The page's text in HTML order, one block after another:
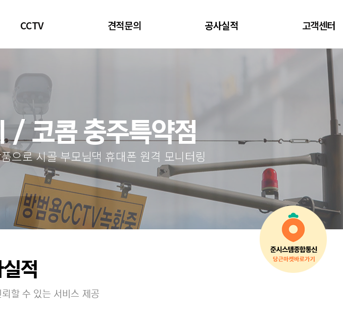
CCTV 견적문의 공사실적 고객센터
/ 코콤 충주특약점
으로 시골 부모님댁 휴대폰 원격 모니터링
적
할 수 있는 서비스 제공